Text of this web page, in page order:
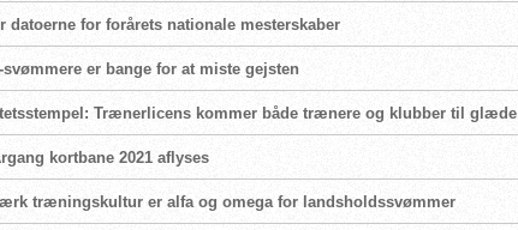
datoerne for forårets nationale mesterskaber
svømmere er bange for at miste gejsten
Trænerlicens kommer både trænere og klubber til glæde
kortbane 2021 aflyses
træningskultur er alfa og omega for landsholdssvømmer